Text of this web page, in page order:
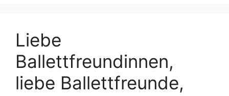
Liebe
Ballettfreundinnen,
liebe Ballettfreunde,